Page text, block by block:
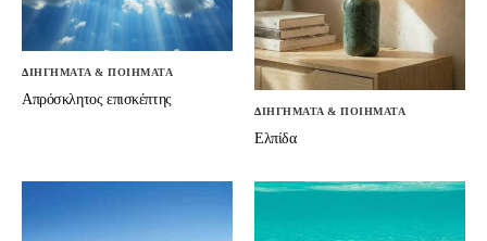
ΔΙΗΓΗΜΑΤΑ & ΠΟΙΗΜΑΤΑ
Απρόσκλητος επισκέπτης
ΔΙΗΓΗΜΑΤΑ & ΠΟΙΗΜΑΤΑ
Ελπίδα